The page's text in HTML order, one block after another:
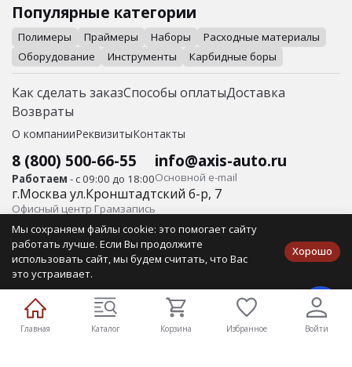
Главная Каталог Корзина Избранное Войти
Популярные категории
Полимеры Праймеры Наборы
Расходные материалы
Оборудование
Инструменты Карбидные боры
Как сделать заказСпособы оплатыДоставка
Возвраты
О компанииРеквизитыКонтакты
8 (800) 500-66-55
Работаем - с 09:00 до 18:00
info@axis-auto.ru
Основной е-mail
г.Москва ул.Кронштадтский б-р, 7
Офисный центр Грамзапись
© Axis-Auto Все права защищены.
ИП Айбабин О.В. ИНН 410105662016 Юр/адрес: 683031, г.
Петропавловск-Камчатский, ул. Ломоносова, д.4, кв. 33
Публичная офертаПолитика конфиденциальности
Мы сохраняем файлы cookie: это помогает сайту
работать лучше. Если Вы продолжите
использовать сайт, мы будем считать, что Вас
это устраивает.
Хорошо